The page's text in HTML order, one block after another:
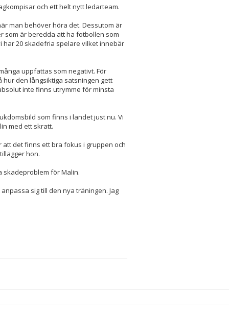
och ett helt nytt ledarteam.
man behöver höra det. Dessutom är
som är beredda att ha fotbollen som
har 20 skadefria spelare vilket innebär
uppfattas som negativt. För
hur den långsiktiga satsningen gett
inte finns utrymme för minsta
som finns i landet just nu. Vi
med ett skratt.
att det finns ett bra fokus i gruppen och
hon.
skadeproblem för Malin.
sig till den nya träningen. Jag